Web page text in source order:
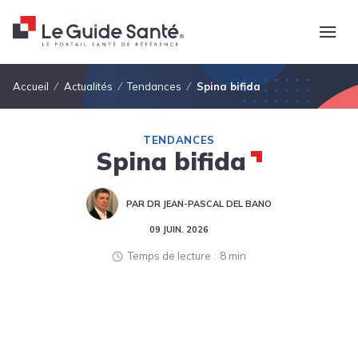
Fil d'Ariane
Accueil Actualités Tendances Spina bifida
TENDANCES
Spina bifida
PAR DR JEAN-PASCAL DEL BANO
09 JUIN. 2026
Temps de lecture 8 min